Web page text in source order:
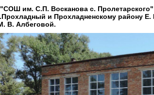
им. С.П. Восканова с.
и Прохладненскому району
В. Албеговой.